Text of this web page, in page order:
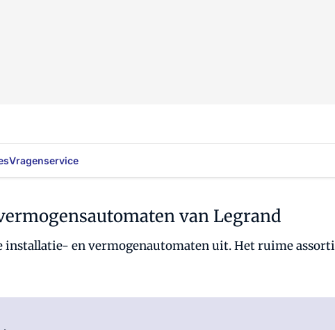
Vragenservice
van Legrand
en vermogenautomaten uit. Het ruime